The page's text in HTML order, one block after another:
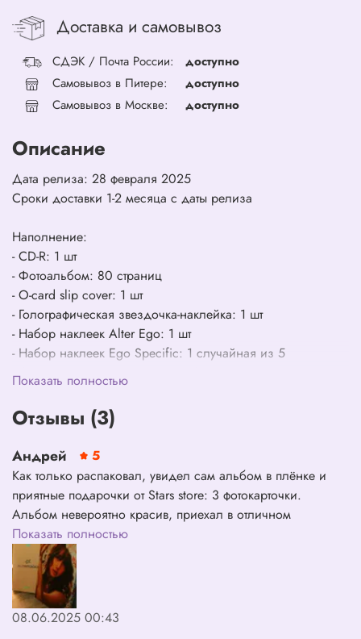
Доставка и самовывоз
СДЭК / Почта России:
доступно
Самовывоз в Питере:
доступно
Самовывоз в Москве:
доступно
Описание
Дата релиза: 28 февраля 2025
Сроки доставки 1-2 месяца с даты релиза
Наполнение:
- CD-R: 1 шт
- Фотоальбом: 80 страниц
- O-card slip cover: 1 шт
- Голографическая звездочка-наклейка: 1 шт
- Набор наклеек Alter Ego: 1 шт
- Набор наклеек Ego Specific: 1 случайная из 5
- Держатель для фотокарточек: 1 шт
Показать полностью
Отзывы (3)
Андрей
5
Как только распаковал, увидел сам альбом в плёнке и
приятные подарочки от Stars store: 3 фотокарточки.
Альбом невероятно красив, приехал в отличном
состоянии. Stars store, спасибо вам за то, что реализовали
мою мечту.❤️ Планирую и дальше покупать у вас
альбомы. 🤍
Показать полностью
08.06.2025 00:43